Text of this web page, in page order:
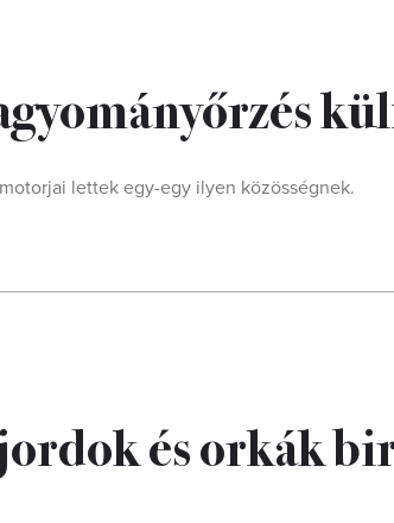
lettek egy-egy ilyen közösségnek.
és orkák